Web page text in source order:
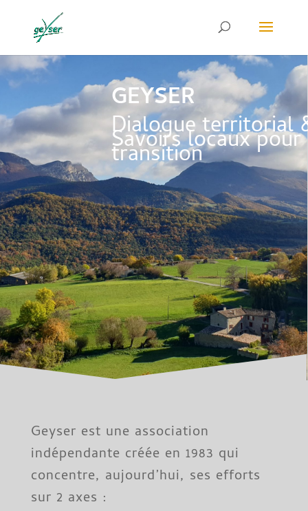
GEYSER
Dialogue territorial
Savoirs locaux
transition
Geyser est une association
indépendante créée en 1983 qui
concentre, aujourd’hui, ses efforts
sur 2 axes :